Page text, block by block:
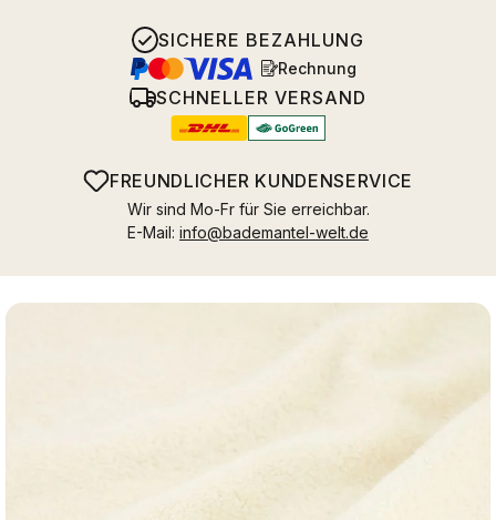
SICHERE BEZAHLUNG
Rechnung
SCHNELLER VERSAND
FREUNDLICHER KUNDENSERVICE
Wir sind Mo-Fr für Sie erreichbar.
E-Mail: info@bademantel-welt.de